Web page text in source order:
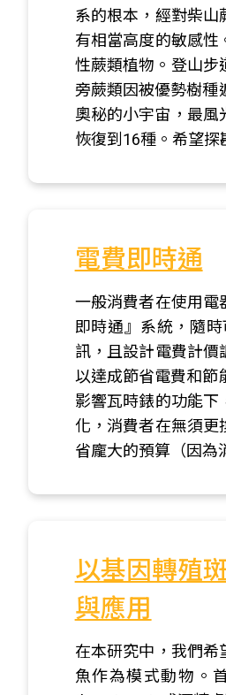
系的根本，經對柴
有相當高度的敏感
性蕨類植物。登山步
旁蕨類因被優勢樹種
奧秘的小宇宙，最
恢復到16種。希望探
電費即時通
一般消費者在使用電
即時通』系統，隨
訊，且設計電費計價
以達成節省電費和節
影響瓦時錶的功能
化，消費者在無須更
省龐大的預算（因為
以基因轉殖
與應用
在本研究中，我們
魚作為模式動物。